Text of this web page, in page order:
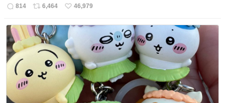
返
数
814
リ
ス
ト
数
6,464
い
ね
数
46,979